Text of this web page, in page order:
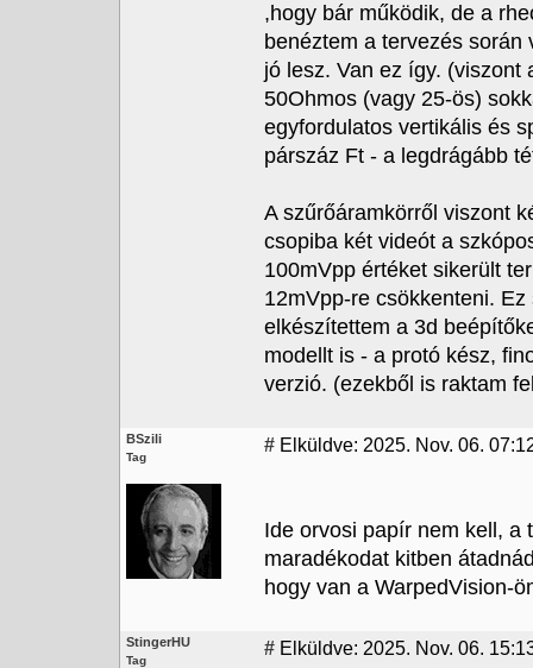
,hogy bár működik, de a
benéztem a tervezés
jó lesz. Van ez így. (viszont
50Ohmos (vagy 25-ös)
egyfordulatos vertikális és
párszáz Ft - a legdrágább
A szűrőáramkörről viszont
csopiba két videót a
100mVpp értéket sikerült
12mVpp-re csökkenteni.
elkészítettem a 3d
modellt is - a protó kész,
verzió. (ezekből is raktam
BSzili
Tag
# Elküldve: 2025. Nov. 06.
Ide orvosi papír nem kell, a
maradékodat kitben
hogy van a WarpedVision-
StingerHU
Tag
# Elküldve: 2025. Nov. 06.